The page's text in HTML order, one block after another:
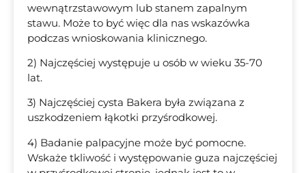
wewnątrzstawowym lub stanem zapalnym
stawu. Może to być więc dla nas wskazówka
podczas wnioskowania klinicznego.
2) Najczęściej występuje u osób w wieku 35-70
lat.
3) Najczęściej cysta Bakera była związana z
uszkodzeniem łąkotki przyśrodkowej.
4) Badanie palpacyjne może być pomocne.
Wskaże tkliwość i występowanie guza najczęściej